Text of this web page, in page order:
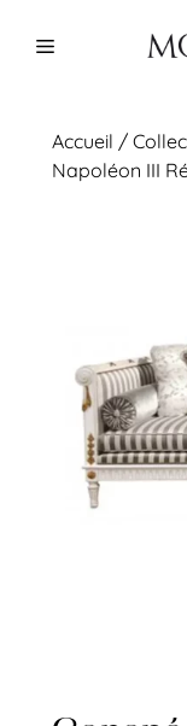
Menu
Accueil /
Napoléon III